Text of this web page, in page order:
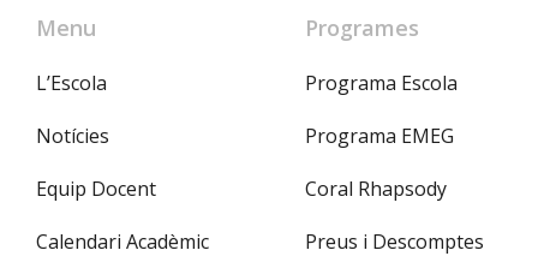
Menu
L’Escola
Notícies
Equip Docent
Calendari Acadèmic
Programes
Programa Escola
Programa EMEG
Coral Rhapsody
Preus i Descomptes